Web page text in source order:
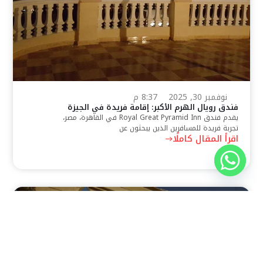
نوفمبر 30, 2025 8:37 م
فندق رويال الهرم الأكبر: إقامة فريدة في الجيزة
يقدم فندق Royal Great Pyramid Inn في القاهرة، مصر،
تجربة فريدة للمسافرين الذين يبحثون عن
اقرأ المقال كاملًا